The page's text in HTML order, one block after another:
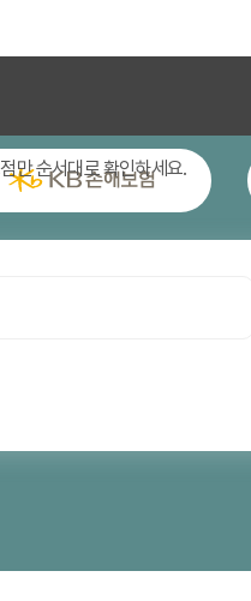
만 순서대로 확인하세요.